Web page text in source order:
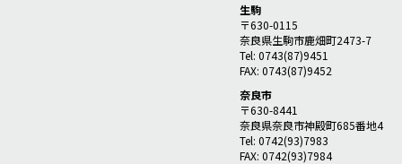
生駒
〒630-0115
奈良県生駒市鹿畑町2473-7
Tel: 0743(87)9451
FAX: 0743(87)9452
奈良市
〒630-8441
奈良県奈良市神殿町685番地4
Tel: 0742(93)7983
FAX: 0742(93)7984